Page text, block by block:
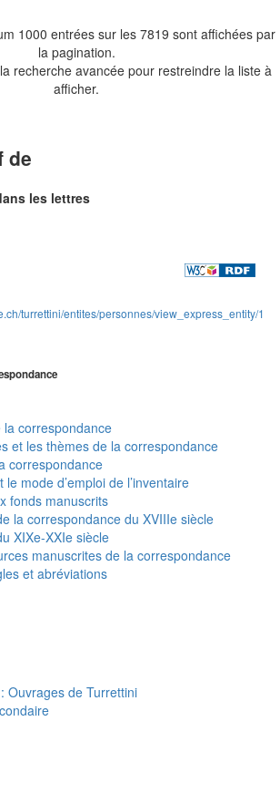
1000 entrées sur les 7819 sont affichées par
la pagination.
recherche avancée pour restreindre la liste à
afficher.
de
les lettres
turrettini/entites/personnes/view_express_entity/1
la correspondance
et les thèmes de la correspondance
correspondance
le mode d’emploi de l’inventaire
fonds manuscrits
la correspondance du XVIIIe siècle
XIXe-XXIe siècle
manuscrites de la correspondance
et abréviations
Ouvrages de Turrettini